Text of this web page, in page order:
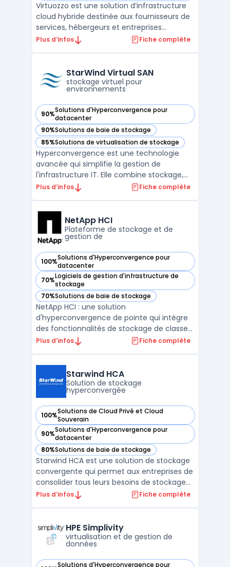
Virtuozzo est une solution d’infrastructure
cloud hybride destinée aux fournisseurs de
services, hébergeurs et entreprises
recherchant une plateforme flexible pour
combinaison de technologies de
Plus d’infos Fiche complète
StarWind Virtual SAN
stockage virtuel pour
environnements
90%Solutions d'Hyperconvergence pour
datacenter
— voir StarWind Virtual SAN dans cette catégorie
90%Solutions de baie de stockage
— voir StarWind Virtual SAN dans cette catégorie
85%Solutions de virtualisation de stockage
— voir StarWind Virtual SAN dans cette catégorie
Hyperconvergence est une technologie
avancée qui simplifie la gestion de
l'infrastructure IT. Elle combine stockage,
réseau et traitement en une seule
permet de virtualiser les clusters de
serveurs et de les transforme ...
Plus d’infos Fiche complète
NetApp HCI
Plateforme de stockage et de
gestion de
100%Solutions d'Hyperconvergence pour
datacenter
— voir NetApp HCI dans cette catégorie
70%Logiciels de gestion d'infrastructure de
stockage
— voir NetApp HCI dans cette catégorie
70%Solutions de baie de stockage
— voir NetApp HCI dans cette catégorie
NetApp HCI : une solution
d'hyperconvergence de pointe qui intègre
des fonctionnalités de stockage de classe
entreprise avec une évolutivité sans
NetApp HCI offre une infrastructure
évolutive et automatisée permettant au ...
Plus d’infos Fiche complète
Starwind HCA
Solution de stockage
hyperconvergée
100%Solutions de Cloud Privé et Cloud
Souverain
— voir Starwind HCA dans cette catégorie
90%Solutions d'Hyperconvergence pour
datacenter
— voir Starwind HCA dans cette catégorie
80%Solutions de baie de stockage
— voir Starwind HCA dans cette catégorie
Starwind HCA est une solution de stockage
convergente qui permet aux entreprises de
consolider tous leurs besoins de stockage
et de virtualisation. Elle combine une
disponible pour une capacité de stockage à
la fois flexible e ...
Plus d’infos Fiche complète
HPE Simplivity
virtualisation et de gestion de
données
Solutions d'Hyperconvergence pour